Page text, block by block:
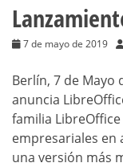
7 de mayo de 2019
Berlín, 7 de Mayo
anuncia
familia
empresariales en
una versión más